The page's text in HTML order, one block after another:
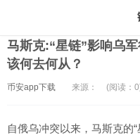
马斯克:“星链”影响乌
该何去何从？
币安app下载 来源： (阅读：
自俄乌冲突以来，马斯克的